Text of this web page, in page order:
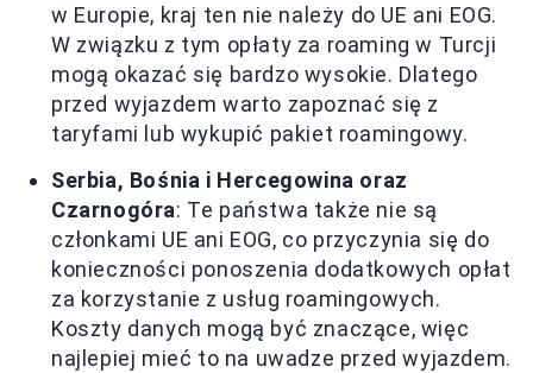
w Europie, kraj ten nie należy do UE ani EOG.
W związku z tym opłaty za roaming w Turcji
mogą okazać się bardzo wysokie. Dlatego
przed wyjazdem warto zapoznać się z
taryfami lub wykupić pakiet roamingowy.
Serbia, Bośnia i Hercegowina oraz
Czarnogóra: Te państwa także nie są
członkami UE ani EOG, co przyczynia się do
konieczności ponoszenia dodatkowych opłat
za korzystanie z usług roamingowych.
Koszty danych mogą być znaczące, więc
najlepiej mieć to na uwadze przed wyjazdem.